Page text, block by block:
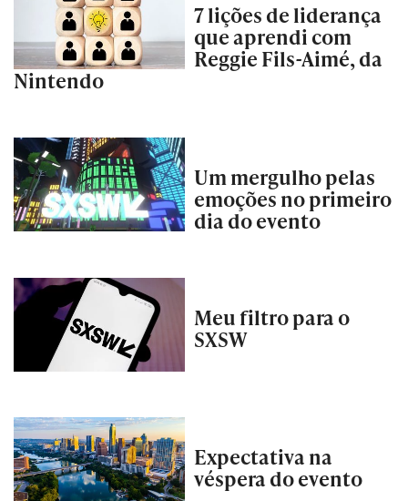
7 lições de liderança
que aprendi com
Reggie Fils-Aimé, da
Nintendo
Um mergulho pelas
emoções no primeiro
dia do evento
Meu filtro para o
SXSW
Expectativa na
véspera do evento